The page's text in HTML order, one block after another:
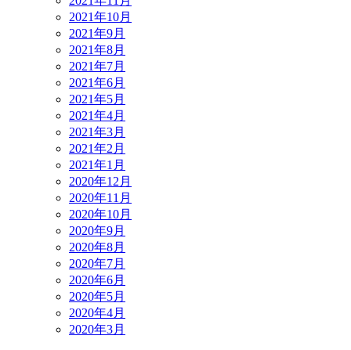
2021年10月
2021年9月
2021年8月
2021年7月
2021年6月
2021年5月
2021年4月
2021年3月
2021年2月
2021年1月
2020年12月
2020年11月
2020年10月
2020年9月
2020年8月
2020年7月
2020年6月
2020年5月
2020年4月
2020年3月